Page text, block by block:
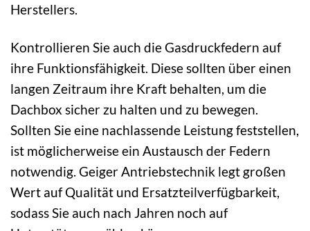
Herstellers.
Kontrollieren Sie auch die Gasdruckfedern auf
ihre Funktionsfähigkeit. Diese sollten über einen
langen Zeitraum ihre Kraft behalten, um die
Dachbox sicher zu halten und zu bewegen.
Sollten Sie eine nachlassende Leistung feststellen,
ist möglicherweise ein Austausch der Federn
notwendig. Geiger Antriebstechnik legt großen
Wert auf Qualität und Ersatzteilverfügbarkeit,
sodass Sie auch nach Jahren noch auf